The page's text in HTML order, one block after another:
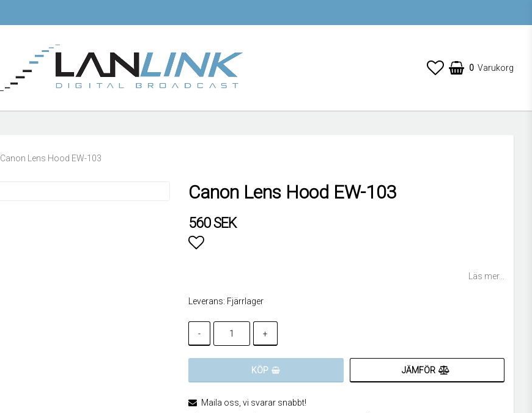
0 Varukorg
Canon Lens Hood EW-103
Canon Lens Hood EW-103
560 SEK
Läs mer...
Leverans: Fjärrlager
- +
KÖP JÄMFÖR
Maila oss, vi svarar snabbt!